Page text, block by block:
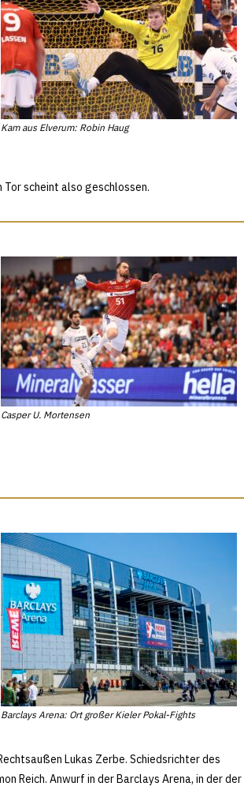
Kam aus Elverum: Robin Haug
scheint also geschlossen.
Casper U. Mortensen
Barclays Arena: Ort großer Kieler Pokal-Fights
Lukas Zerbe. Schiedsrichter des
Reich. Anwurf in der Barclays Arena, in der der